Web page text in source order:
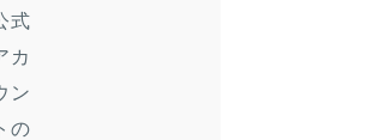
式
カ
ン
の